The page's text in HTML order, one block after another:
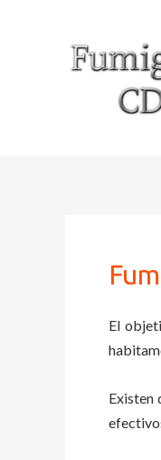
El
Existen